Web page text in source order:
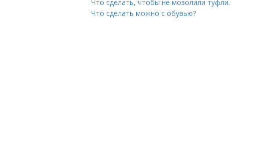
Что сделать, чтобы не мозолили туфли.
Что сделать можно с обувью?